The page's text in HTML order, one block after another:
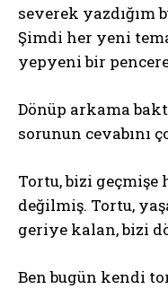
severek
Şimdi her yeni
yepyeni bir
Dönüp arkama
sorunun cevabını
Tortu, bizi geçmişe
değilmiş. Tortu,
geriye kalan, bizi
Ben bugün kendi